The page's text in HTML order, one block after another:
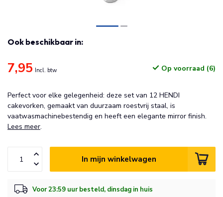
Ook beschikbaar in:
7,95 Incl. btw Op voorraad (6)
Perfect voor elke gelegenheid: deze set van 12 HENDI
cakevorken, gemaakt van duurzaam roestvrij staal, is
vaatwasmachinebestendig en heeft een elegante mirror finish.
Lees meer.
In mijn winkelwagen
Voor 23:59 uur besteld, dinsdag in huis